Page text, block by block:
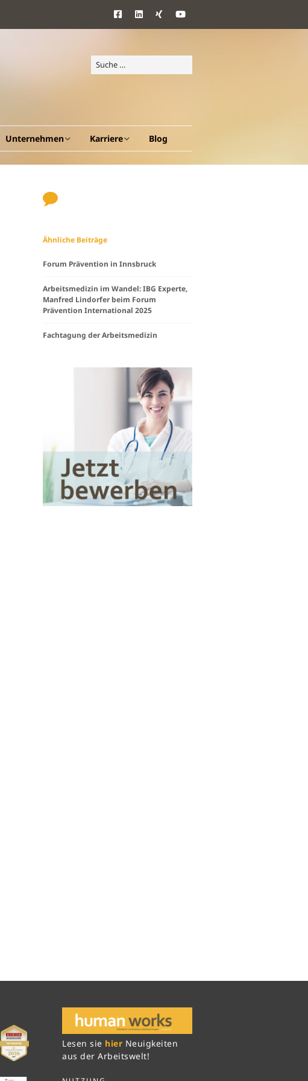
Unternehmen
Vision und Ziele
Leitungsteam
Karriere
Benefits
Blog
Ähnliche Beiträge
Forum Prävention in Innsbruck
Arbeitsmedizin im Wandel: IBG Experte,
Manfred Lindorfer beim Forum
Prävention International 2025
Fachtagung der Arbeitsmedizin
Lesen sie hier Neuigkeiten
aus der Arbeitswelt!